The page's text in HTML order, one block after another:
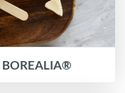
BOREALIA®